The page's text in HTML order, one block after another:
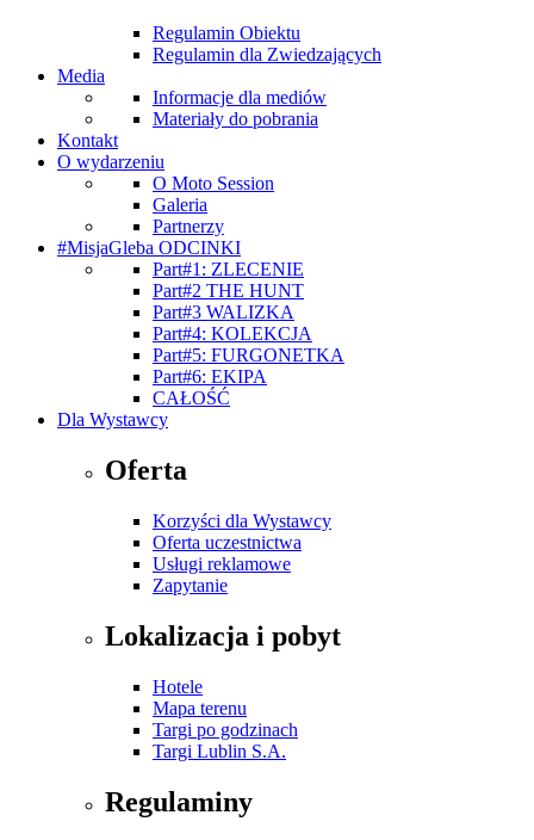
Regulamin Obiektu
Regulamin dla Zwiedzających
Media
Informacje dla mediów
Materiały do pobrania
Kontakt
O wydarzeniu
O Moto Session
Galeria
Partnerzy
#MisjaGleba ODCINKI
Part#1: ZLECENIE
Part#2 THE HUNT
Part#3 WALIZKA
Part#4: KOLEKCJA
Part#5: FURGONETKA
Part#6: EKIPA
CAŁOŚĆ
Dla Wystawcy
Oferta
Korzyści dla Wystawcy
Oferta uczestnictwa
Usługi reklamowe
Zapytanie
Lokalizacja i pobyt
Hotele
Mapa terenu
Targi po godzinach
Targi Lublin S.A.
Regulaminy